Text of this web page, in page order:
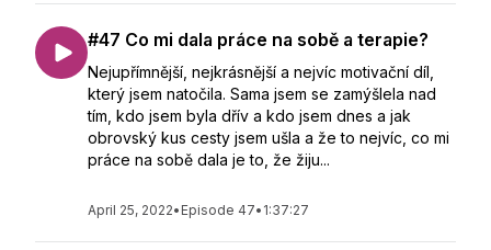
#47 Co mi dala práce na sobě a terapie?
Nejupřímnější, nejkrásnější a nejvíc motivační díl,
který jsem natočila. Sama jsem se zamýšlela nad
tím, kdo jsem byla dřív a kdo jsem dnes a jak
obrovský kus cesty jsem ušla a že to nejvíc, co mi
práce na sobě dala je to, že žiju...
April 25, 2022• Episode 47• 1:37:27